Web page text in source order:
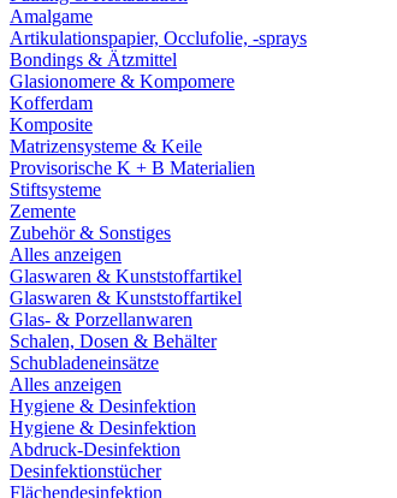
Amalgame
Artikulationspapier, Occlufolie, -sprays
Bondings & Ätzmittel
Glasionomere & Kompomere
Kofferdam
Komposite
Matrizensysteme & Keile
Provisorische K + B Materialien
Stiftsysteme
Zemente
Zubehör & Sonstiges
Alles anzeigen
Glaswaren & Kunststoffartikel
Glaswaren & Kunststoffartikel
Glas- & Porzellanwaren
Schalen, Dosen & Behälter
Schubladeneinsätze
Alles anzeigen
Hygiene & Desinfektion
Hygiene & Desinfektion
Abdruck-Desinfektion
Desinfektionstücher
Flächendesinfektion